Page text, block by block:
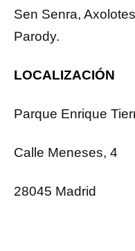
Sen Senra,
Parody.
LOCALIZACIÓN
Parque Enrique
Calle Meneses, 4
28045 Madrid